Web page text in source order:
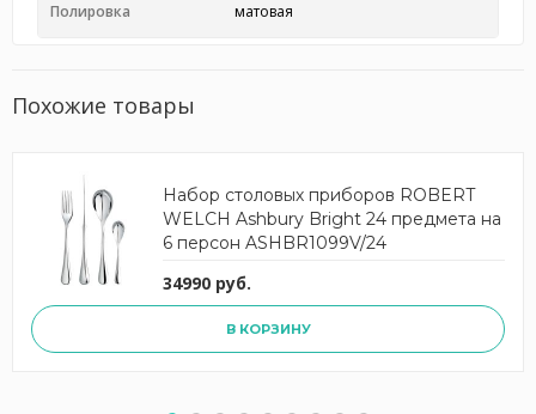
Полировка матовая
Похожие товары
Набор столовых приборов ROBERT
WELCH Ashbury Bright 24 предмета на
6 персон ASHBR1099V/24
34990 руб.
В КОРЗИНУ